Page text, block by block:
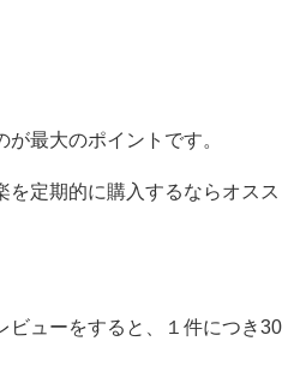
が最大のポイントです。
を定期的に購入するならオスス
ビューをすると、１件につき30